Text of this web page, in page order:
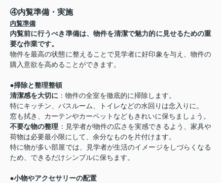
④内覧準備・実施
内覧準備
内覧前に行うべき準備は、物件を清潔で魅力的に見せるための重
要な作業です。
物件を最高の状態に整えることで見学者に好印象を与え、物件の
購入意欲を高めることができます。
●掃除と整理整頓
清潔感を大切に ：物件の全室を徹底的に掃除します。
特にキッチン、バスルーム、トイレなどの水回りは念入りに。
窓も拭き、カーテンやカーペットなどもきれいに保ちましょう。
不要な物の整理 ：見学者が物件の広さを実感できるよう、家具や
荷物は必要最小限にして、余分なものを片付けます。
特に物が多い部屋では、見学者が生活のイメージをしづらくなる
ため、できるだけシンプルに保ちます。
●小物やアクセサリーの配置